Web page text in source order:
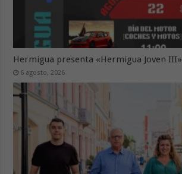
Hermigua presenta «Hermigua Joven III»
6 agosto, 2026